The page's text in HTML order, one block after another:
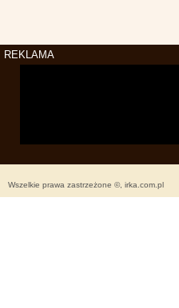
REKLAMA
Wszelkie prawa zastrzeżone ©, irka.com.pl